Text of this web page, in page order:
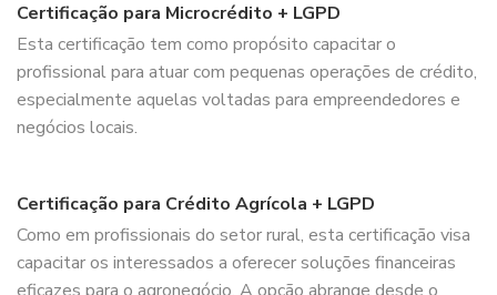
Certificação para Microcrédito + LGPD
Esta certificação tem como propósito capacitar o
profissional para atuar com pequenas operações de crédito,
especialmente aquelas voltadas para empreendedores e
negócios locais.
Certificação para Crédito Agrícola + LGPD
Como em profissionais do setor rural, esta certificação visa
capacitar os interessados a oferecer soluções financeiras